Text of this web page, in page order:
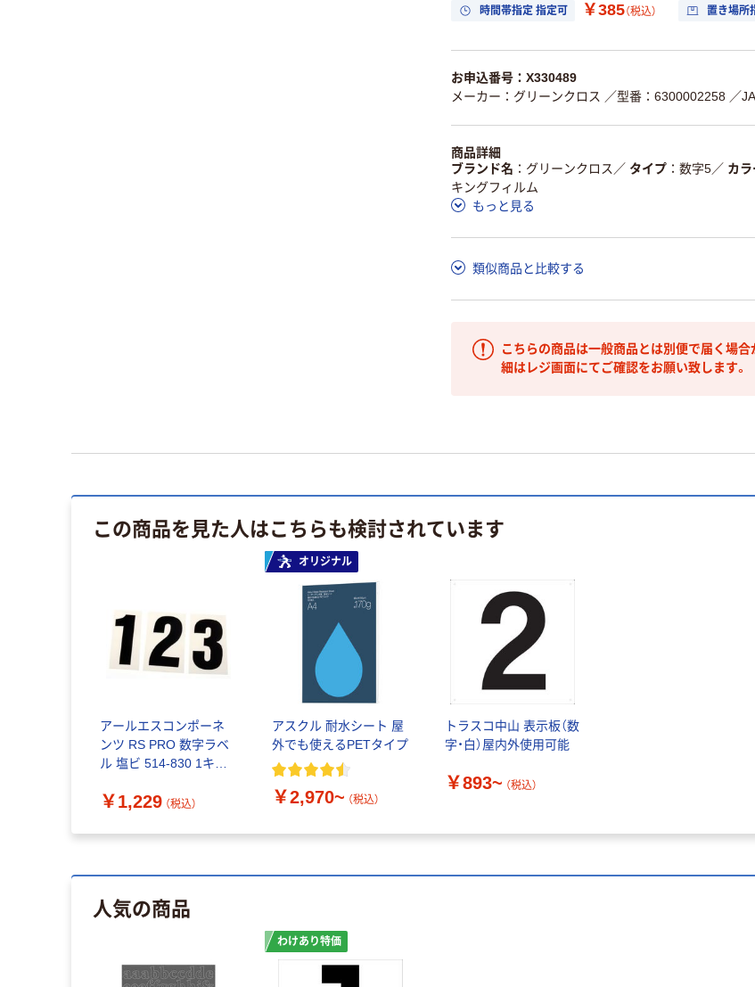
時間帯指定 指定可 ￥385（税込） 置き場所
お申込番号：X330489
メーカー：グリーンクロス ／型番：6300002258 ／
商品詳細
ブランド名
グリーンクロス ／ タイプ 数字5／ カラ
キングフィルム
もっと見る
類似商品と比較する
こちらの商品は一般商品とは別便で届く場
細はレジ画面にてご確認をお願い致します。
この商品を見た人はこちらも検討されています
アールエスコンポーネ
ンツ RS PRO 数字ラベ
ル 塩ビ 514-830 1キッ
￥1,229 （税込）
オリジナル
アスクル 耐水シート 屋
外でも使えるPETタイプ
￥2,970~ （税込）
トラスコ中山 表示板（数
字・白）屋内外使用可能
￥893~ （税込）
人気の商品
わけあり特価